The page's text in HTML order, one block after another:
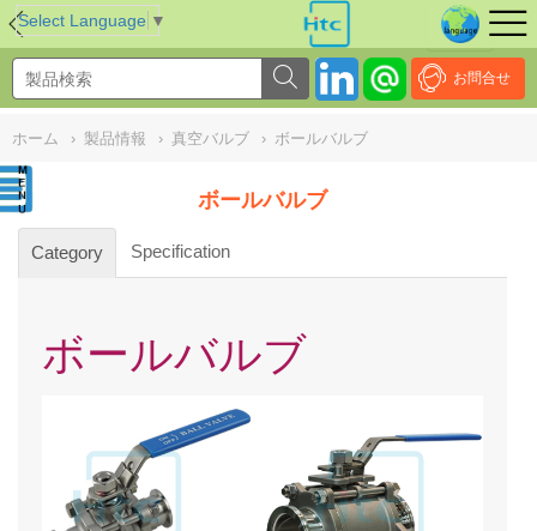
Select Language ▼
お問合せ
ホーム › 製品情報 › 真空バルブ › ボールバルブ
ボールバルブ
Category Specification
ボールバルブ
NULL//